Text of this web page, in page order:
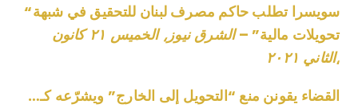
“سويسرا تطلب حاكم مصرف لبنان للتحقيق في شبهة
تحويلات مالية” –
الشرق نيوز⸲ الخميس ۲۱ كانون
الثاني ۲۰۲۱⸲
القضاء يقونن منع “التحويل إلى الخارج” ويشرّعه كـ…